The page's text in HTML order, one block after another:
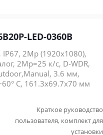
LED-0360B
2Mp (1920x1080),
2Mp=25 к/с, D-WDR,
3.6 мм,
С, 161.3x69.7x70 мм
Краткое руководство
пользователя, комплект для
установки